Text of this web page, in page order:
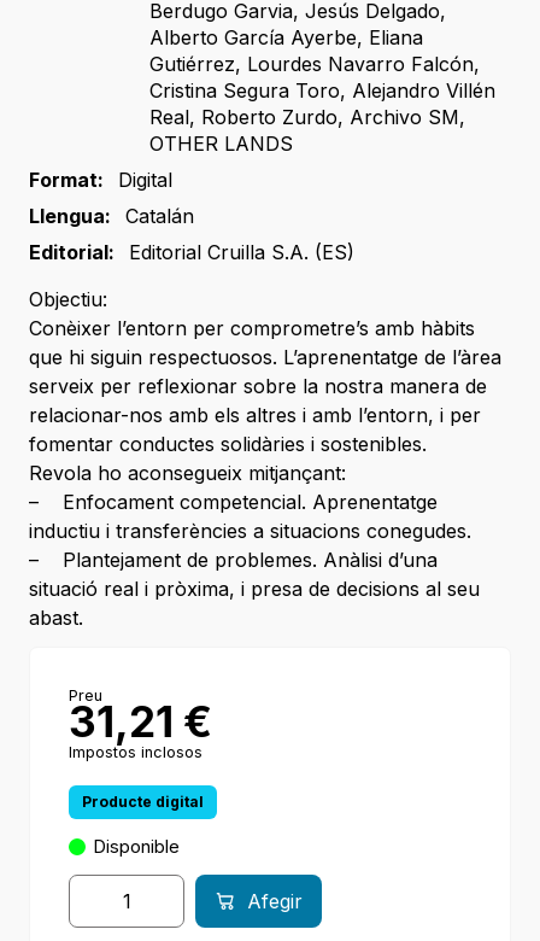
Berdugo Garvia, Jesús Delgado,
Alberto García Ayerbe, Eliana
Gutiérrez, Lourdes Navarro Falcón,
Cristina Segura Toro, Alejandro Villén
Real, Roberto Zurdo, Archivo SM,
OTHER LANDS
Format:
Digital
Llengua:
Catalán
Editorial:
Editorial Cruilla S.A. (ES)
Objectiu:
Conèixer l’entorn per comprometre’s amb hàbits
que hi siguin respectuosos. L’aprenentatge de l’àrea
serveix per reflexionar sobre la nostra manera de
relacionar-nos amb els altres i amb l’entorn, i per
fomentar conductes solidàries i sostenibles.
Revola ho aconsegueix mitjançant:
– Enfocament competencial. Aprenentatge
inductiu i transferències a situacions conegudes.
– Plantejament de problemes. Anàlisi d’una
situació real i pròxima, i presa de decisions al seu
abast.
Preu
31,21 €
Impostos inclosos
Producte digital
Disponible
Afegir